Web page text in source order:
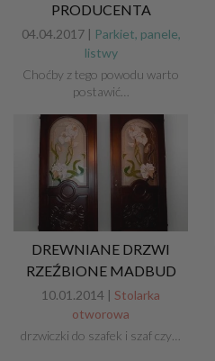
PRODUCENTA
04.04.2017 |
Parkiet, panele,
listwy
Choćby z tego powodu warto
postawić…
DREWNIANE DRZWI
RZEŹBIONE MADBUD
10.01.2014 | Stolarka
otworowa
drzwiczki do szafek i szaf czy…